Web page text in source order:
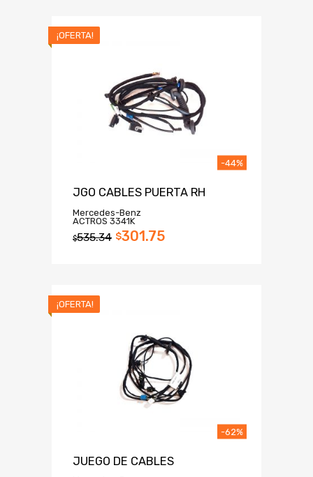
¡OFERTA!
JGO CABLES PUERTA RH
Mercedes-Benz
ACTROS 3341K
$535.34 $301.75
-44%
¡OFERTA!
JUEGO DE CABLES
-62%